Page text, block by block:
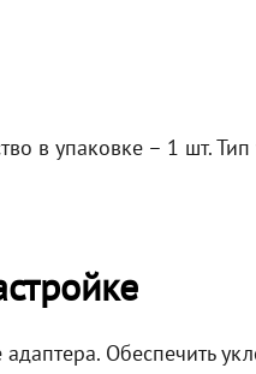
в упаковке – 1 шт.
Обеспечить